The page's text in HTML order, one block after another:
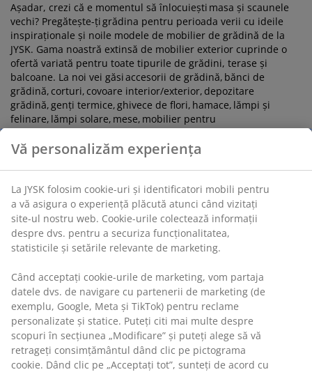
Așadar, crezi că e momentul să înlocuiești masa și scaunele
vechi? Pregătește-ți grădina pentru perioada verii cu ideile
inspiraționale și noile modele de mobilier de grădină de la
JYSK. Gama noastră extinsă de mobilier exterior cuprinde o
ofertă variată pentru toate tipurile de grădini, terase și
balcoane. La noi vei găsi accesorii de grădină, bănci de
grădină, corturi, covoare interior/exterior, depozitare
grădină, genți termice, ghivece de flori, hamace, lămpi și
felinare, lămpi solare, mese, mobilier pentru
terasă, pavilioane, perne de grădină, saltele gonflabile, scaune
de grădină, seturi de grădină, seturi de terasă, timp liber și
distracție, șezlonguri, trambuline, umbrele de soare și o
mulțime de decorațiuni de grădină.
Cum să-ți alegi mobila de exterior
Profită mai mult de vară cu alegerea potrivită a mobilierului
de grădină. Mobilierul de grădină este disponibil în multe
materiale diferite, precum: lemn masiv, lemn de esență tare
FSC®, lemn artificial, poliratan, plastic etc. Avem o gamă largă
de seturi de mobila exterior, scaune de grădină, mese de
grădină, bănci de grădină, mobilier de lounge și șezlonguri.
Mobilierul nostru de exterior este atât funcțional, cât și
frumos și este disponibil în multe modele și culori diferite.
Vă personalizăm experiența
La JYSK folosim cookie-uri și identificatori mobili pentru
a vă asigura o experiență plăcută atunci când vizitați
site-ul nostru web. Cookie-urile colectează informații
despre dvs. pentru a securiza funcționalitatea,
statisticile și setările relevante de marketing.
Când acceptați cookie-urile de marketing, vom partaja
datele dvs. de navigare cu partenerii de marketing (de
exemplu, Google, Meta și TikTok) pentru reclame
personalizate și statice. Puteți citi mai multe despre
scopuri în secțiunea „Modificare” și puteți alege să vă
retrageți consimțământul dând clic pe pictograma
cookie. Dând clic pe „Acceptați tot”, sunteți de acord cu